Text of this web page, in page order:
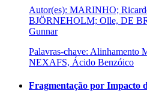
Autor(es): MARINHO;
BJÖRNEHOLM; Olle, DE
Gunnar
Palavras-chave: Alinhamento
NEXAFS, Ácido Benzóico
Fragmentação por Impacto